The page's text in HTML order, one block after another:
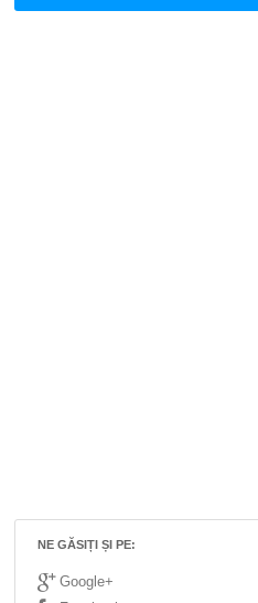
NE GĂSIȚI ȘI PE:
Google+